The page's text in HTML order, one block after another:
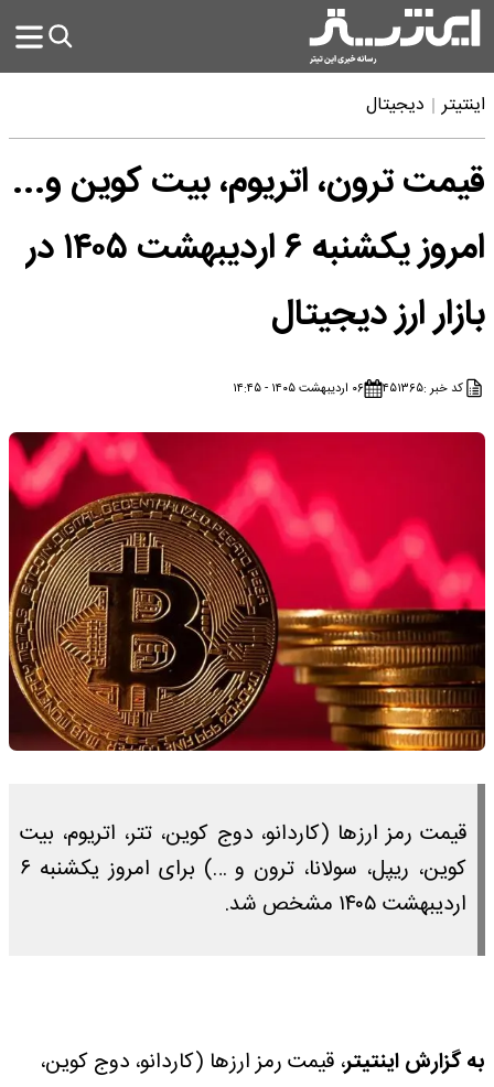
اینتیتر دیجیتال
قیمت ترون، اتریوم، بیت کوین و...
امروز یکشنبه ۶ اردیبهشت ۱۴۰۵ در
بازار ارز دیجیتال
کد خبر :۴۵۱۳۶۵ ۰۶ اردیبهشت ۱۴۰۵ - ۱۴:۴۵
قیمت رمز ارزها (کاردانو، دوج کوین، تتر، اتریوم، بیت
کوین، ریپل، سولانا، ترون و …) برای امروز یکشنبه ۶
اردیبهشت ۱۴۰۵ مشخص شد.
به گزارش اینتیتر، قیمت رمز ارزها (کاردانو، دوج کوین،